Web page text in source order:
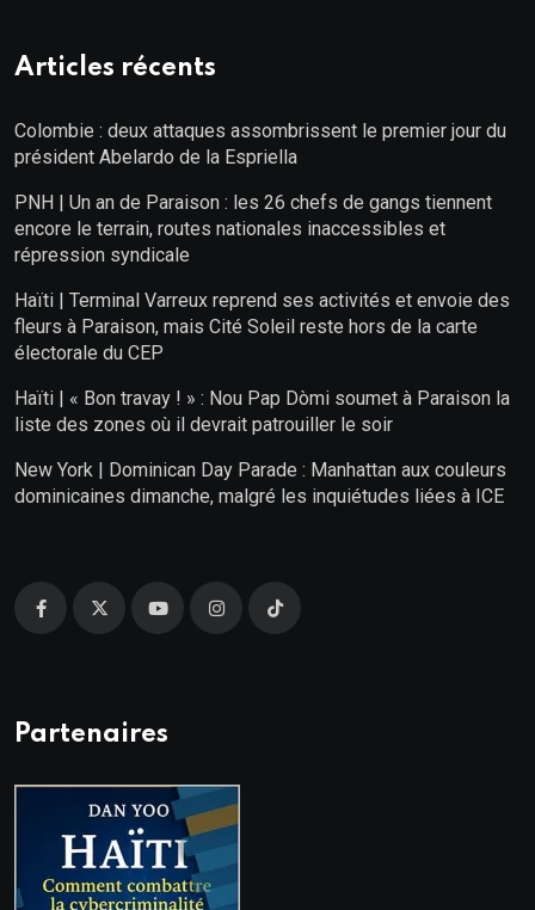
Articles récents
Colombie : deux attaques assombrissent le premier jour du
président Abelardo de la Espriella
PNH | Un an de Paraison : les 26 chefs de gangs tiennent
encore le terrain, routes nationales inaccessibles et
répression syndicale
Haïti | Terminal Varreux reprend ses activités et envoie des
fleurs à Paraison, mais Cité Soleil reste hors de la carte
électorale du CEP
Haïti | « Bon travay ! » : Nou Pap Dòmi soumet à Paraison la
liste des zones où il devrait patrouiller le soir
New York | Dominican Day Parade : Manhattan aux couleurs
dominicaines dimanche, malgré les inquiétudes liées à ICE
Partenaires